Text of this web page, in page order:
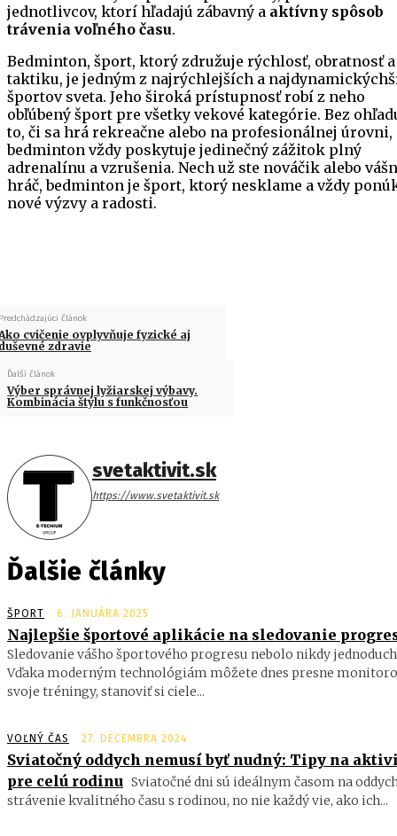
jednotlivcov, ktorí hľadajú zábavný a aktívny spôsob
trávenia voľného času.
Bedminton, šport, ktorý združuje rýchlosť, obratnosť a
taktiku, je jedným z najrýchlejších a
športov sveta. Jeho široká prístupnosť robí z neho
obľúbený šport pre všetky vekové kategórie. Bez
to, či sa hrá rekreačne alebo na profesionálnej úrovni,
bedminton vždy poskytuje jedinečný zážitok plný
adrenalínu a vzrušenia. Nech už ste nováčik alebo
hráč, bedminton je šport, ktorý nesklame a vždy
nové výzvy a radosti.
článok
cvičenie ovplyvňuje fyzické aj
zdravie
Ďalší článok
Výber správnej lyžiarskej výbavy.
Kombinácia štýlu s funkčnosťou
svetaktivit.sk
https://www.svetaktivit.sk
Ďalšie články
ŠPORT 6. JANUÁRA 2025
Najlepšie športové aplikácie na sledovanie
Sledovanie vášho športového progresu nebolo nikdy
Vďaka moderným technológiám môžete dnes presne
svoje tréningy, stanoviť si ciele...
VOĽNÝ ČAS 27. DECEMBRA 2024
Sviatočný oddych nemusí byť nudný: Tipy na
pre celú rodinu Sviatočné dni sú ideálnym časom na
strávenie kvalitného času s rodinou, no nie každý vie, ako ich...